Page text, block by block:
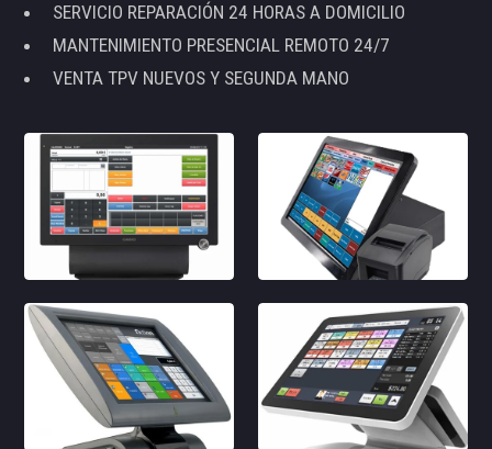
SERVICIO REPARACIÓN 24 HORAS A DOMICILIO
MANTENIMIENTO PRESENCIAL REMOTO 24/7
VENTA TPV NUEVOS Y SEGUNDA MANO